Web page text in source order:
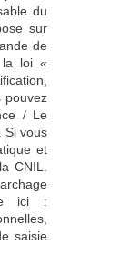
du
sur
de
la loi «
pouvez
/ Le
Si vous
et
CNIL.
ici :
saisie